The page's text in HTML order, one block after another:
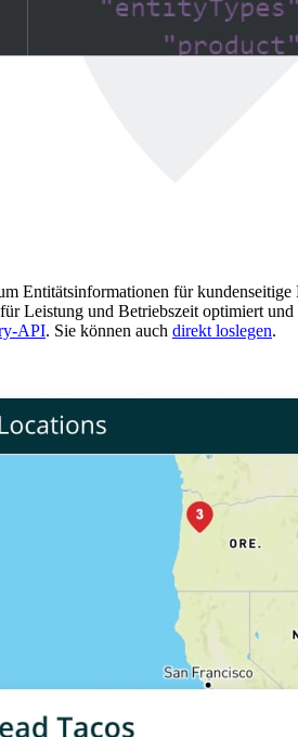
Entitätsinformationen für
Leistung und Betriebszeit optimiert
API. Sie können auch direkt loslegen.